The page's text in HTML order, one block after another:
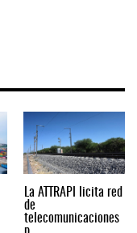
La ATTRAPI licita red
de
telecomunicaciones